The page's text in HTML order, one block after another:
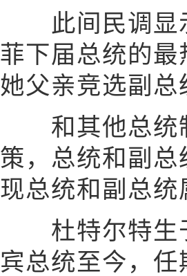
此间民调显示
菲下届总统的
她父亲竞选副
和其他总统
策，总统和副
现总统和副总
杜特尔特生于
宾总统至今，